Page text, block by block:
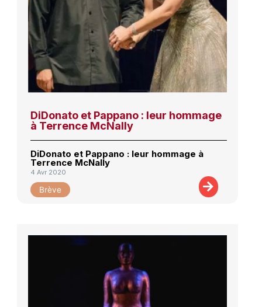
DiDonato et Pappano : leur hommage
à Terrence McNally
DiDonato et Pappano : leur hommage à
Terrence McNally
4 Avr 2020
Brève